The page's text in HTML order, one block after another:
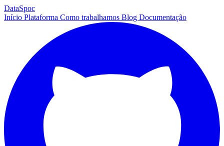
DataSpoc
Início Plataforma Como trabalhamos Blog Documentação